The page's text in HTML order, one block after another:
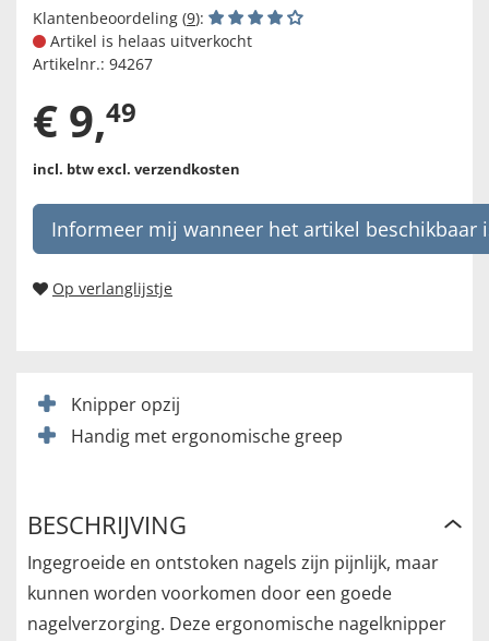
Klantenbeoordeling (9):
Artikel is helaas uitverkocht
Artikelnr.: 94267
€ 9,49
incl. btwexcl. verzendkosten
Informeer mij wanneer het artikel beschikbaar
Op verlanglijstje
Knipper opzij
Handig met ergonomische greep
BESCHRIJVING
Ingegroeide en ontstoken nagels zijn pijnlijk, maar
kunnen worden voorkomen door een goede
nagelverzorging. Deze ergonomische nagelknipper